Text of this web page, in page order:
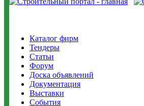
Каталог фирм
Тендеры
Статьи
Форум
Доска объявлений
Документация
Выставки
События